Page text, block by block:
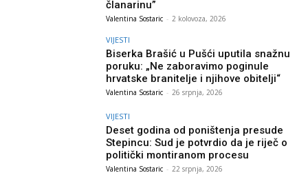
članarinu”
Valentina Sostaric - 2 kolovoza, 2026
VIJESTI
Biserka Brašić u Pušći uputila snažnu
poruku: „Ne zaboravimo poginule
hrvatske branitelje i njihove obitelji“
Valentina Sostaric - 26 srpnja, 2026
VIJESTI
Deset godina od poništenja presude
Stepincu: Sud je potvrdio da je riječ o
politički montiranom procesu
Valentina Sostaric - 22 srpnja, 2026